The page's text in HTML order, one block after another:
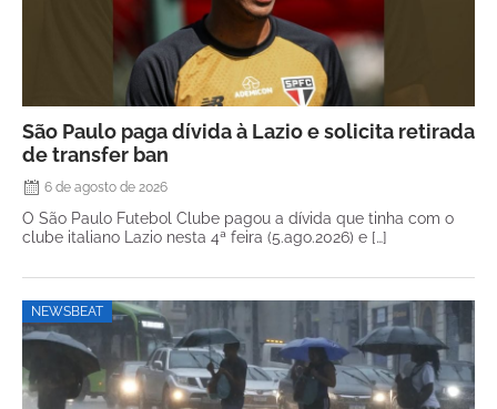
São Paulo paga dívida à Lazio e solicita retirada
de transfer ban
6 de agosto de 2026
O São Paulo Futebol Clube pagou a dívida que tinha com o
clube italiano Lazio nesta 4ª feira (5.ago.2026) e […]
NEWSBEAT